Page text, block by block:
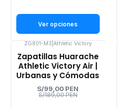
Ver opciones
-48%
OFF
ZG801-M3 Athletic Victory
Zapatillas Huarache
Athletic Victory Air |
Urbanas y Cómodas
S/99,00 PEN
S/189,00 PEN